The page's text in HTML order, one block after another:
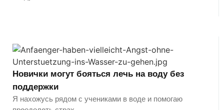
Новички могут бояться лечь на воду без
поддержки
Я нахожусь рядом с учениками в воде и помогаю